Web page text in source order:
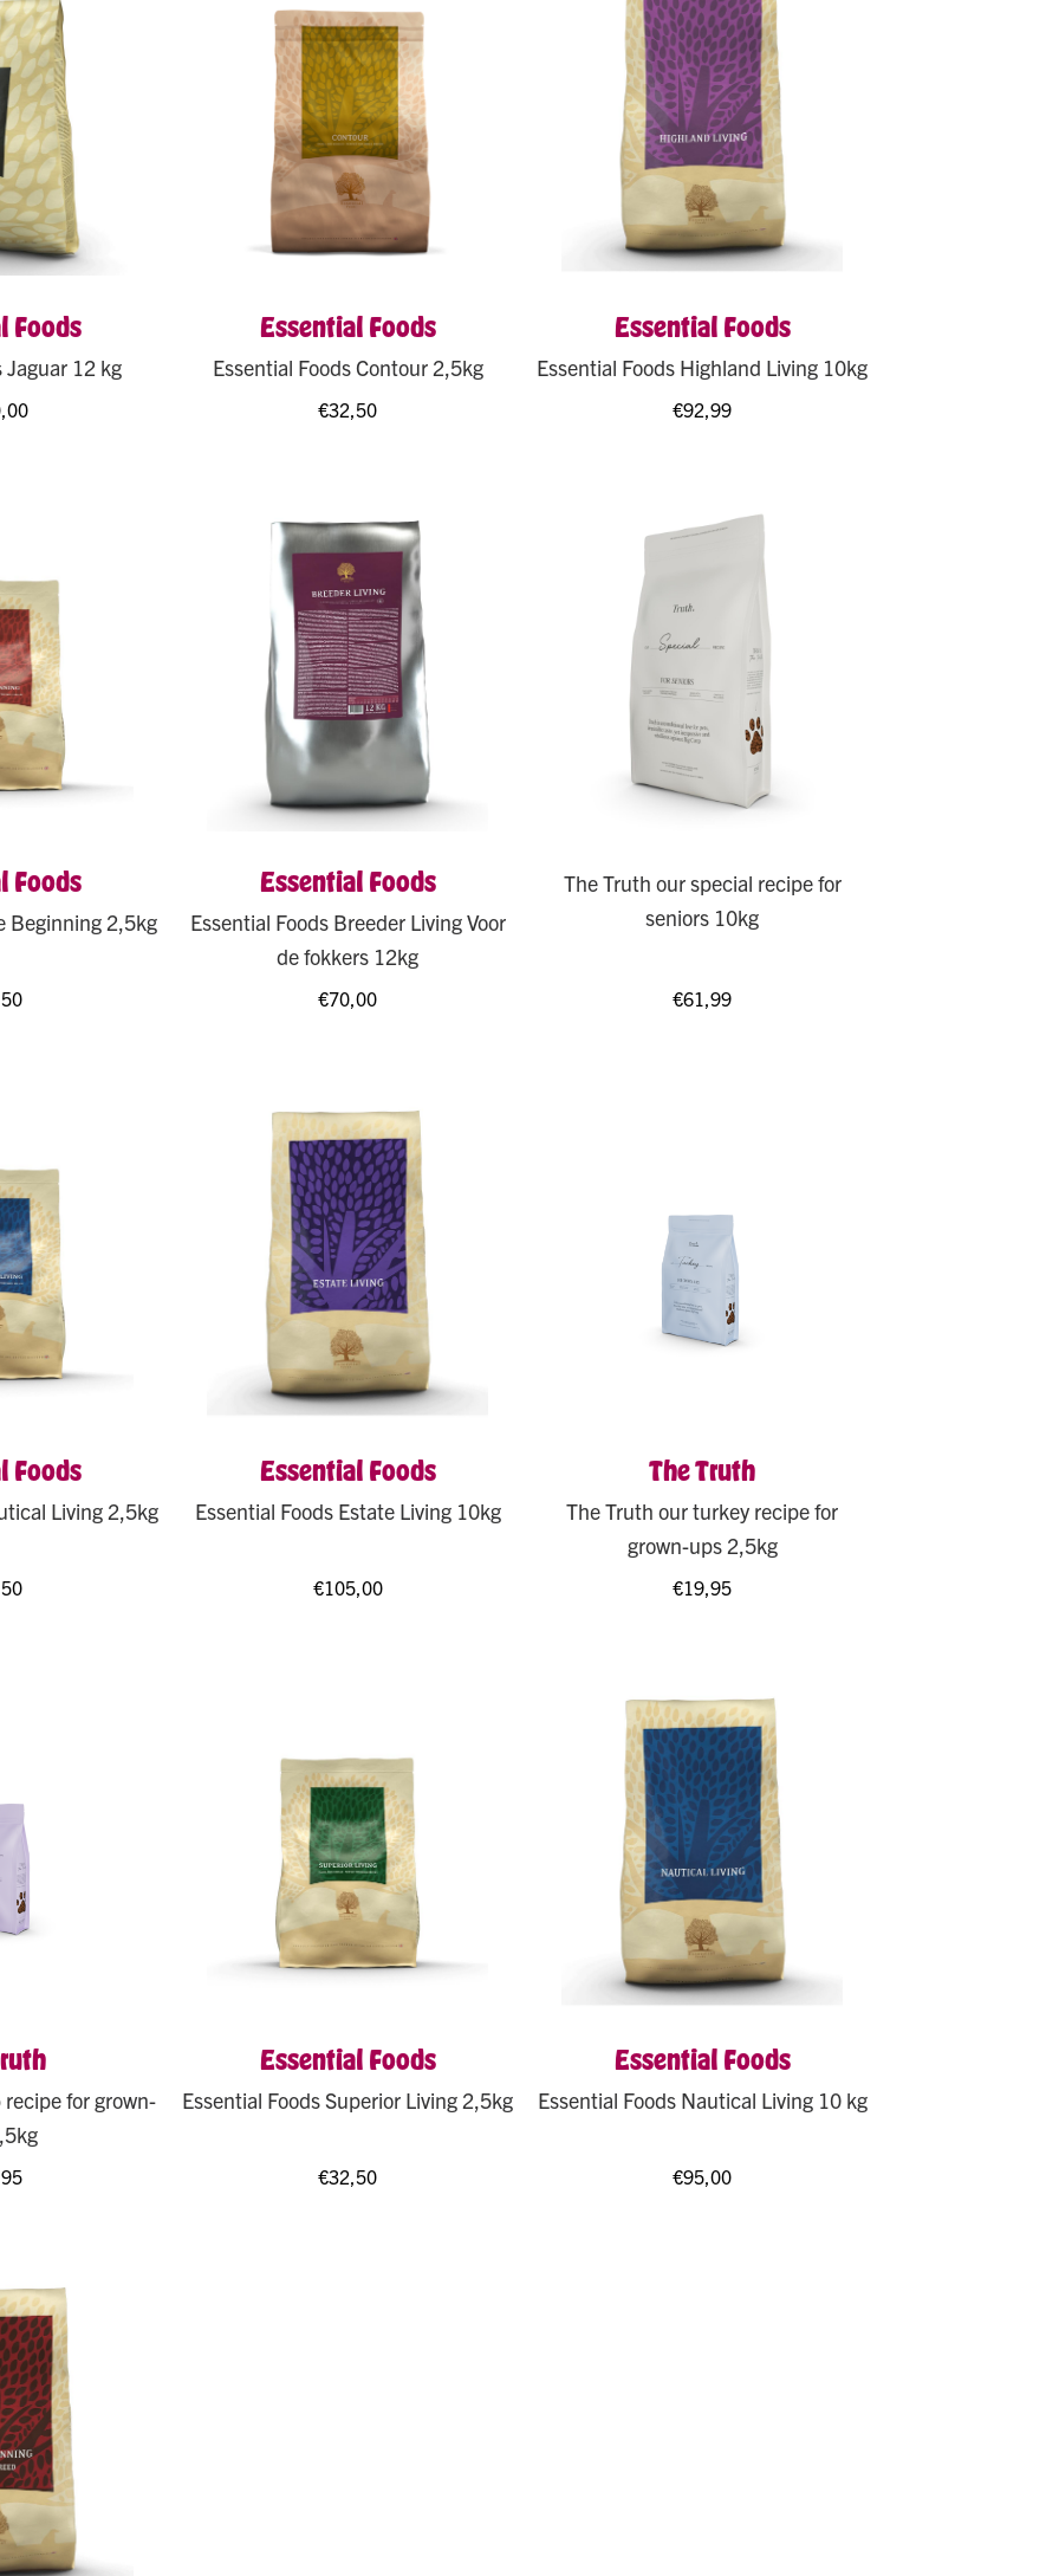
Foods
Jaguar 12 kg
Essential Foods
Essential Foods Contour 2,5kg
€32,50
Essential Foods
Essential Foods Highland Living 10kg
€92,99
Foods
Beginning 2,5kg
Essential Foods
Essential Foods Breeder Living Voor
de fokkers 12kg
€70,00
The Truth our special recipe for
seniors 10kg
€61,99
Foods
Living 2,5kg
Essential Foods
Essential Foods Estate Living 10kg
€105,00
The Truth
The Truth our turkey recipe for
grown-ups 2,5kg
€19,95
for grown-
Essential Foods
Essential Foods Superior Living 2,5kg
€32,50
Essential Foods
Essential Foods Nautical Living 10 kg
€95,00